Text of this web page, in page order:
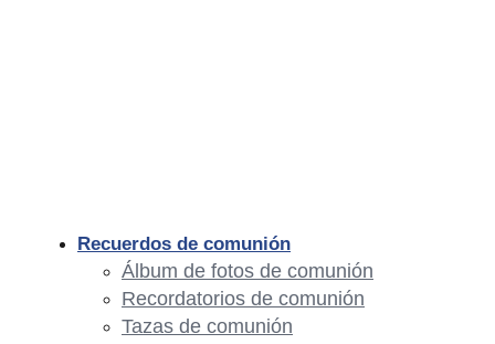
Recuerdos de comunión
Álbum de fotos de comunión
Recordatorios de comunión
Tazas de comunión